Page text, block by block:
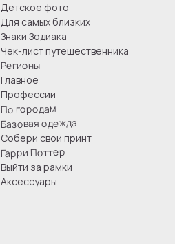
Детское фото
Для самых близких
Знаки Зодиака
Чек-лист путешественника
Регионы
Главное
Профессии
По городам
Базовая одежда
Собери свой принт
Гарри Поттер
Выйти за рамки
Аксессуары